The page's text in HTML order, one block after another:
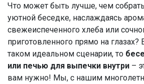
Что может быть лучше, чем
уютной беседке, наслаждаясь
свежеиспеченного хлеба или
приготовленного прямо на
таком идеальном сценарии, то
или печью для выпечки внутри –
вам нужно! Мы, с нашим